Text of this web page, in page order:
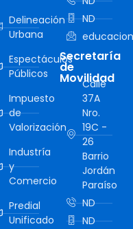
Delineación
Urbana
Espectáculos
Públicos
Impuesto
de
Valorización
Industría
y
Comercio
Predial
Unificado
ND
Secretaría
de
Movilidad
Calle
37A
Nro.
19C -
26
Barrio
Jordán
Paraíso
ND
ND